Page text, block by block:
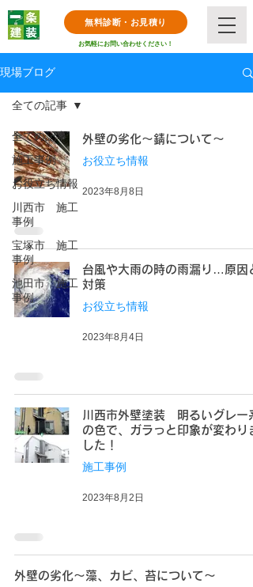
無料診断・お見積り
お気軽にお問い合わせください！
現場ブログ
全ての記事
施工事例
お役立ち情報
川西市 施工
事例
宝塚市 施工
事例
池田市 施工
事例
全ての記事
外壁の劣化〜錆について〜
お役立ち情報
2023年8月8日
台風や大雨の時の雨漏り…原因
対策
お役立ち情報
2023年8月4日
川西市外壁塗装 明るいグレー
の色で、ガラっと印象が変わり
した！
施工事例
2023年8月2日
外壁の劣化〜藻、カビ、苔について〜